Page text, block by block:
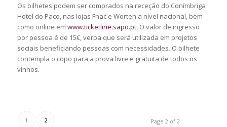
Os bilhetes podem ser comprados na receção do Conímbriga
Hotel do Paço, nas lojas Fnac e Worten a nível nacional, bem
como online em www.ticketline.sapo.pt. O valor de ingresso
por pessoa é de 15€, verba que será utilizada em projetos
sociais beneficiando pessoas com necessidades. O bilhete
contempla o copo para a prova livre e gratuita de todos os
vinhos.
Page 2 of 2
1 2